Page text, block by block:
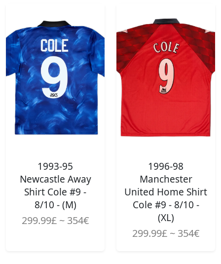
1993-95
Newcastle Away
Shirt Cole #9 -
8/10 - (M)
299.99£ ~ 354€
1996-98
Manchester
United Home Shirt
Cole #9 - 8/10 -
(XL)
299.99£ ~ 354€